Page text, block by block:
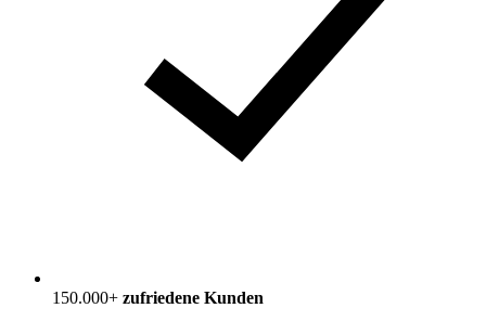
150.000+ zufriedene Kunden